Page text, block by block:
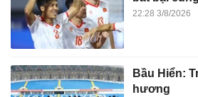
22:28 3/8/2026
Bầu Hiển:
hương